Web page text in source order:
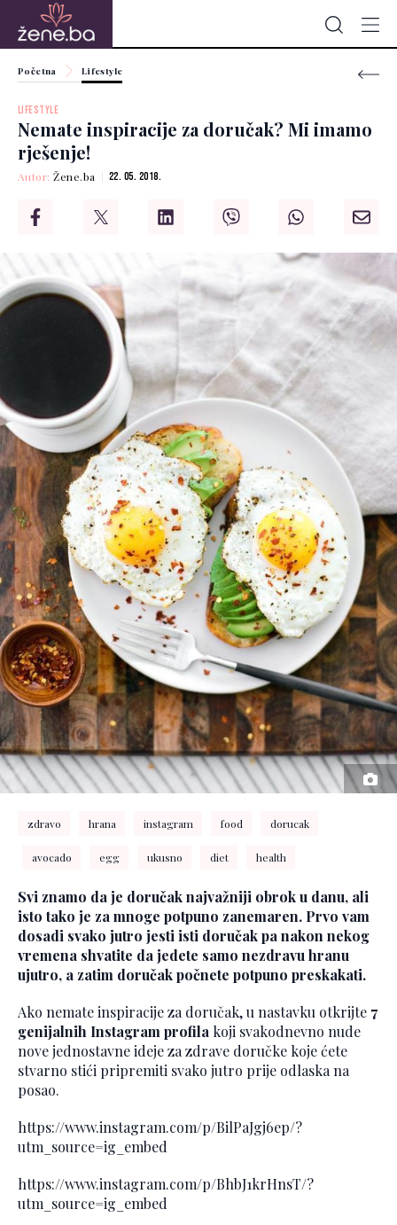
Početna Lifestyle
LIFESTYLE
Nemate inspiracije za doručak? Mi imamo
rješenje!
Autor:Žene.ba 22. 05. 2018.
zdravo hrana instagram food dorucak
avocado egg ukusno diet health
Svi znamo da je doručaknajvažniji obrok u danu, ali
isto tako je za mnoge potpuno zanemaren. Prvo vam
dosadi svako jutro jesti isti doručak pa nakon nekog
vremena shvatite da jedete samo nezdravu hranu
ujutro, a zatim doručak počnete potpuno preskakati.
Ako nemate inspiracije za doručak, u nastavku otkrijte 7
genijalnih Instagram profila koji svakodnevno nude
nove jednostavne ideje za zdrave doručke koje ćete
stvarno stići pripremiti svako jutro prije odlaska na
posao.
https://www.instagram.com/p/BilPaJgj6ep/?
utm_source=ig_embed
https://www.instagram.com/p/BhbJ1krHnsT/?
utm_source=ig_embed